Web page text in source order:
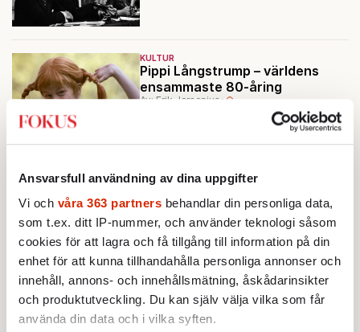
Ansvarsfull användning av dina uppgifter
Vi och våra 363 partners behandlar din personliga data,
som t.ex. ditt IP-nummer, och använder teknologi såsom
cookies för att lagra och få tillgång till information på din
enhet för att kunna tillhandahålla personliga annonser och
innehåll, annons- och innehållsmätning, åskådarinsikter
och produktutveckling. Du kan själv välja vilka som får
använda din data och i vilka syften.
KULTUR
Pippi Långstrump – världens
ensammaste 80-åring
Av: Erik Jersenius •